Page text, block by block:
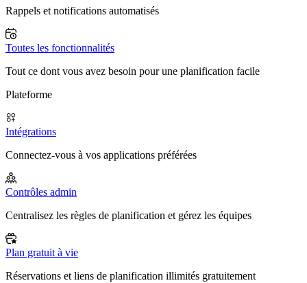
Rappels et notifications automatisés
Toutes les fonctionnalités
Tout ce dont vous avez besoin pour une planification facile
Plateforme
Intégrations
Connectez-vous à vos applications préférées
Contrôles admin
Centralisez les règles de planification et gérez les équipes
Plan gratuit à vie
Réservations et liens de planification illimités gratuitement